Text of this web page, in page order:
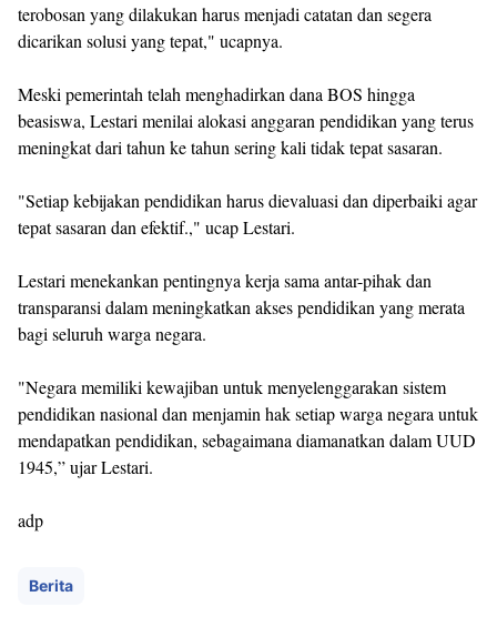
terobosan yang dilakukan harus menjadi catatan dan segera
dicarikan solusi yang tepat," ucapnya.
Meski pemerintah telah menghadirkan dana BOS hingga
beasiswa, Lestari menilai alokasi anggaran pendidikan yang terus
meningkat dari tahun ke tahun sering kali tidak tepat sasaran.
"Setiap kebijakan pendidikan harus dievaluasi dan diperbaiki agar
tepat sasaran dan efektif.," ucap Lestari.
Lestari menekankan pentingnya kerja sama antar-pihak dan
transparansi dalam meningkatkan akses pendidikan yang merata
bagi seluruh warga negara.
"Negara memiliki kewajiban untuk menyelenggarakan sistem
pendidikan nasional dan menjamin hak setiap warga negara untuk
mendapatkan pendidikan, sebagaimana diamanatkan dalam UUD
1945,” ujar Lestari.
adp
Berita